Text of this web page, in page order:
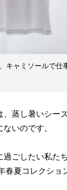
キャミソールで仕
蒸し暑いシー
いのです。
ごしたい私た
夏コレクショ